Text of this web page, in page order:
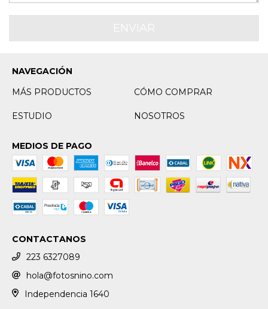
NAVEGACIÓN
MÁS PRODUCTOS
CÓMO COMPRAR
ESTUDIO NOSOTROS
MEDIOS DE PAGO
CONTACTANOS
223 6327089
hola@fotosnino.com
Independencia 1640